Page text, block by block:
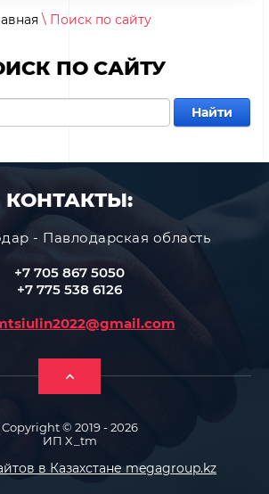
\ Поиск по сайту
ПО САЙТУ
Найти
КОНТАКТЫ:
- Павлодарская область
+7 705 867 5050
+7 775 538 6126
Copyright © 2019 - 2026
ИП X_tm
в Казахстане megagroup.kz